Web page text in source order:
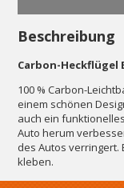
Beschreibung
Carbon-Heckflügel
100 % Carbon-
einem schönen
auch ein
Auto herum
des Autos verringert.
kleben.